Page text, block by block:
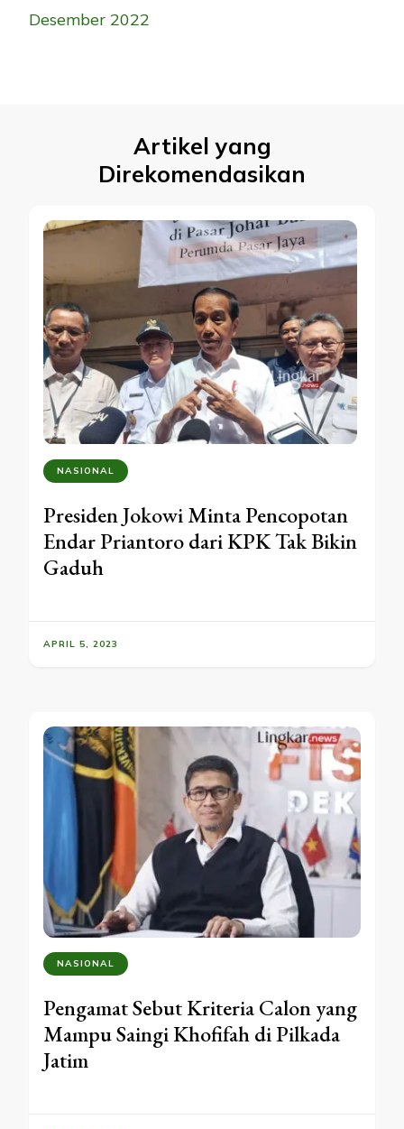
Desember 2022
Artikel yang
Direkomendasikan
NASIONAL
Presiden Jokowi Minta Pencopotan
Endar Priantoro dari KPK Tak Bikin
Gaduh
APRIL 5, 2023
NASIONAL
Pengamat Sebut Kriteria Calon yang
Mampu Saingi Khofifah di Pilkada
Jatim